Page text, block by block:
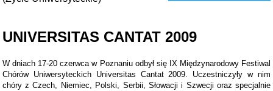
UNIVERSITAS CANTAT 2009
W dniach 17-20 czerwca w Poznaniu odbył się IX Międzynarodowy Festiwal
Chórów Uniwersyteckich Universitas Cantat 2009. Uczestniczyły w nim
chóry z Czech, Niemiec, Polski, Serbii, Słowacji i Szwecji oraz specjalnie